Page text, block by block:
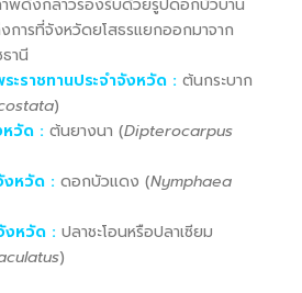
พดังกล่าวรองรับด้วยรูปดอกบัวบาน
การที่จังหวัดยโสธรแยกออกมาจาก
านี
ะราชทานประจำจังหวัด : ต้นกระบาก
)
หวัด : ต้นยางนา (Dipterocarpus
งหวัด : ดอกบัวแดง (Nymphaea
งหวัด : ปลาชะโอนหรือปลาเซียม
)